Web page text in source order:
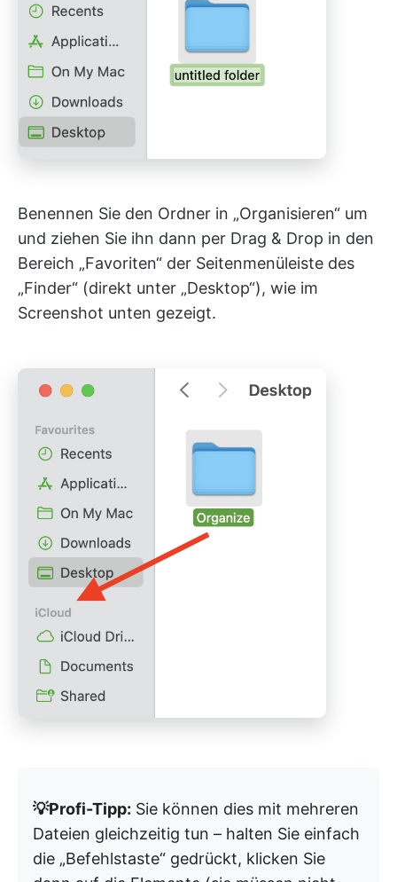
Benennen Sie den Ordner in „Organisieren“ um
und ziehen Sie ihn dann per Drag & Drop in den
Bereich „Favoriten“ der Seitenmenüleiste des
„Finder“ (direkt unter „Desktop“), wie im
Screenshot unten gezeigt.
💡Profi-Tipp: Sie können dies mit mehreren
Dateien gleichzeitig tun – halten Sie einfach
die „Befehlstaste“ gedrückt, klicken Sie